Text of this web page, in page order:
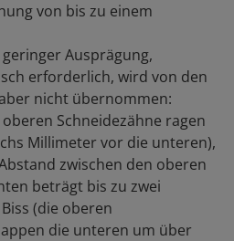
von bis zu einem
Ausprägung,
erforderlich, wird von den
nicht übernommen:
Schneidezähne ragen
Millimeter vor die unteren),
zwischen den oberen
beträgt bis zu zwei
(die oberen
die unteren um über